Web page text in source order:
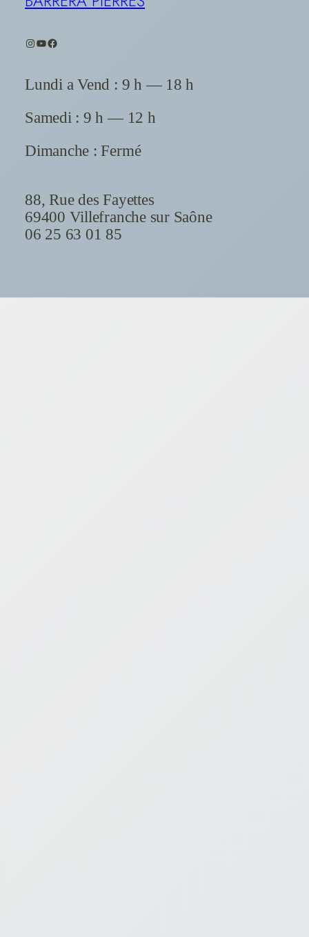
Instagram
YouTube
Facebook
Lundi a Vend : 9 h — 18 h
Samedi : 9 h — 12 h
Dimanche : Fermé
88, Rue des Fayettes
69400 Villefranche sur Saône
06 25 63 01 85